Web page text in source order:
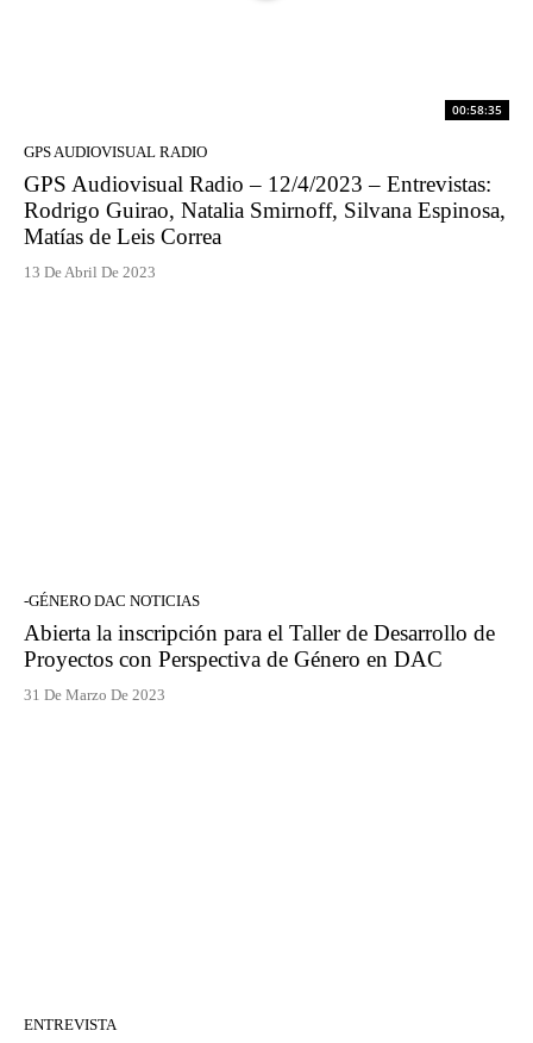
00:58:35
GPS AUDIOVISUAL RADIO
GPS Audiovisual Radio – 12/4/2023 – Entrevistas:
Rodrigo Guirao, Natalia Smirnoff, Silvana Espinosa,
Matías de Leis Correa
13 De Abril De 2023
-GÉNERO DAC NOTICIAS
Abierta la inscripción para el Taller de Desarrollo de
Proyectos con Perspectiva de Género en DAC
31 De Marzo De 2023
ENTREVISTA